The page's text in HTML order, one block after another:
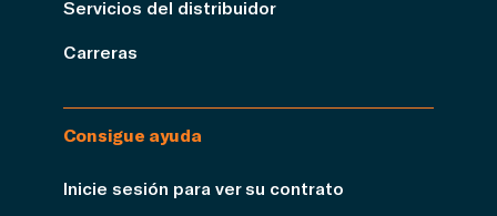
Servicios del distribuidor
Carreras
Consigue ayuda
Inicie sesión para ver su contrato